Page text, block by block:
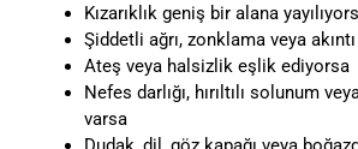
Kızarıklık geniş bir alana
Şiddetli ağrı, zonklama veya
Ateş veya halsizlik eşlik ediyorsa
Nefes darlığı, hırıltılı solunum
varsa